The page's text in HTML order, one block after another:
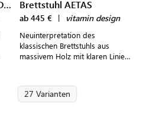
Design Armlehnstuhl CO DINING CHAIR Brettstuhl AETAS
ab 445 € | vitamin design
Neuinterpretation des
klassischen Brettstuhls aus
massivem Holz mit klaren Linien
27 Varianten